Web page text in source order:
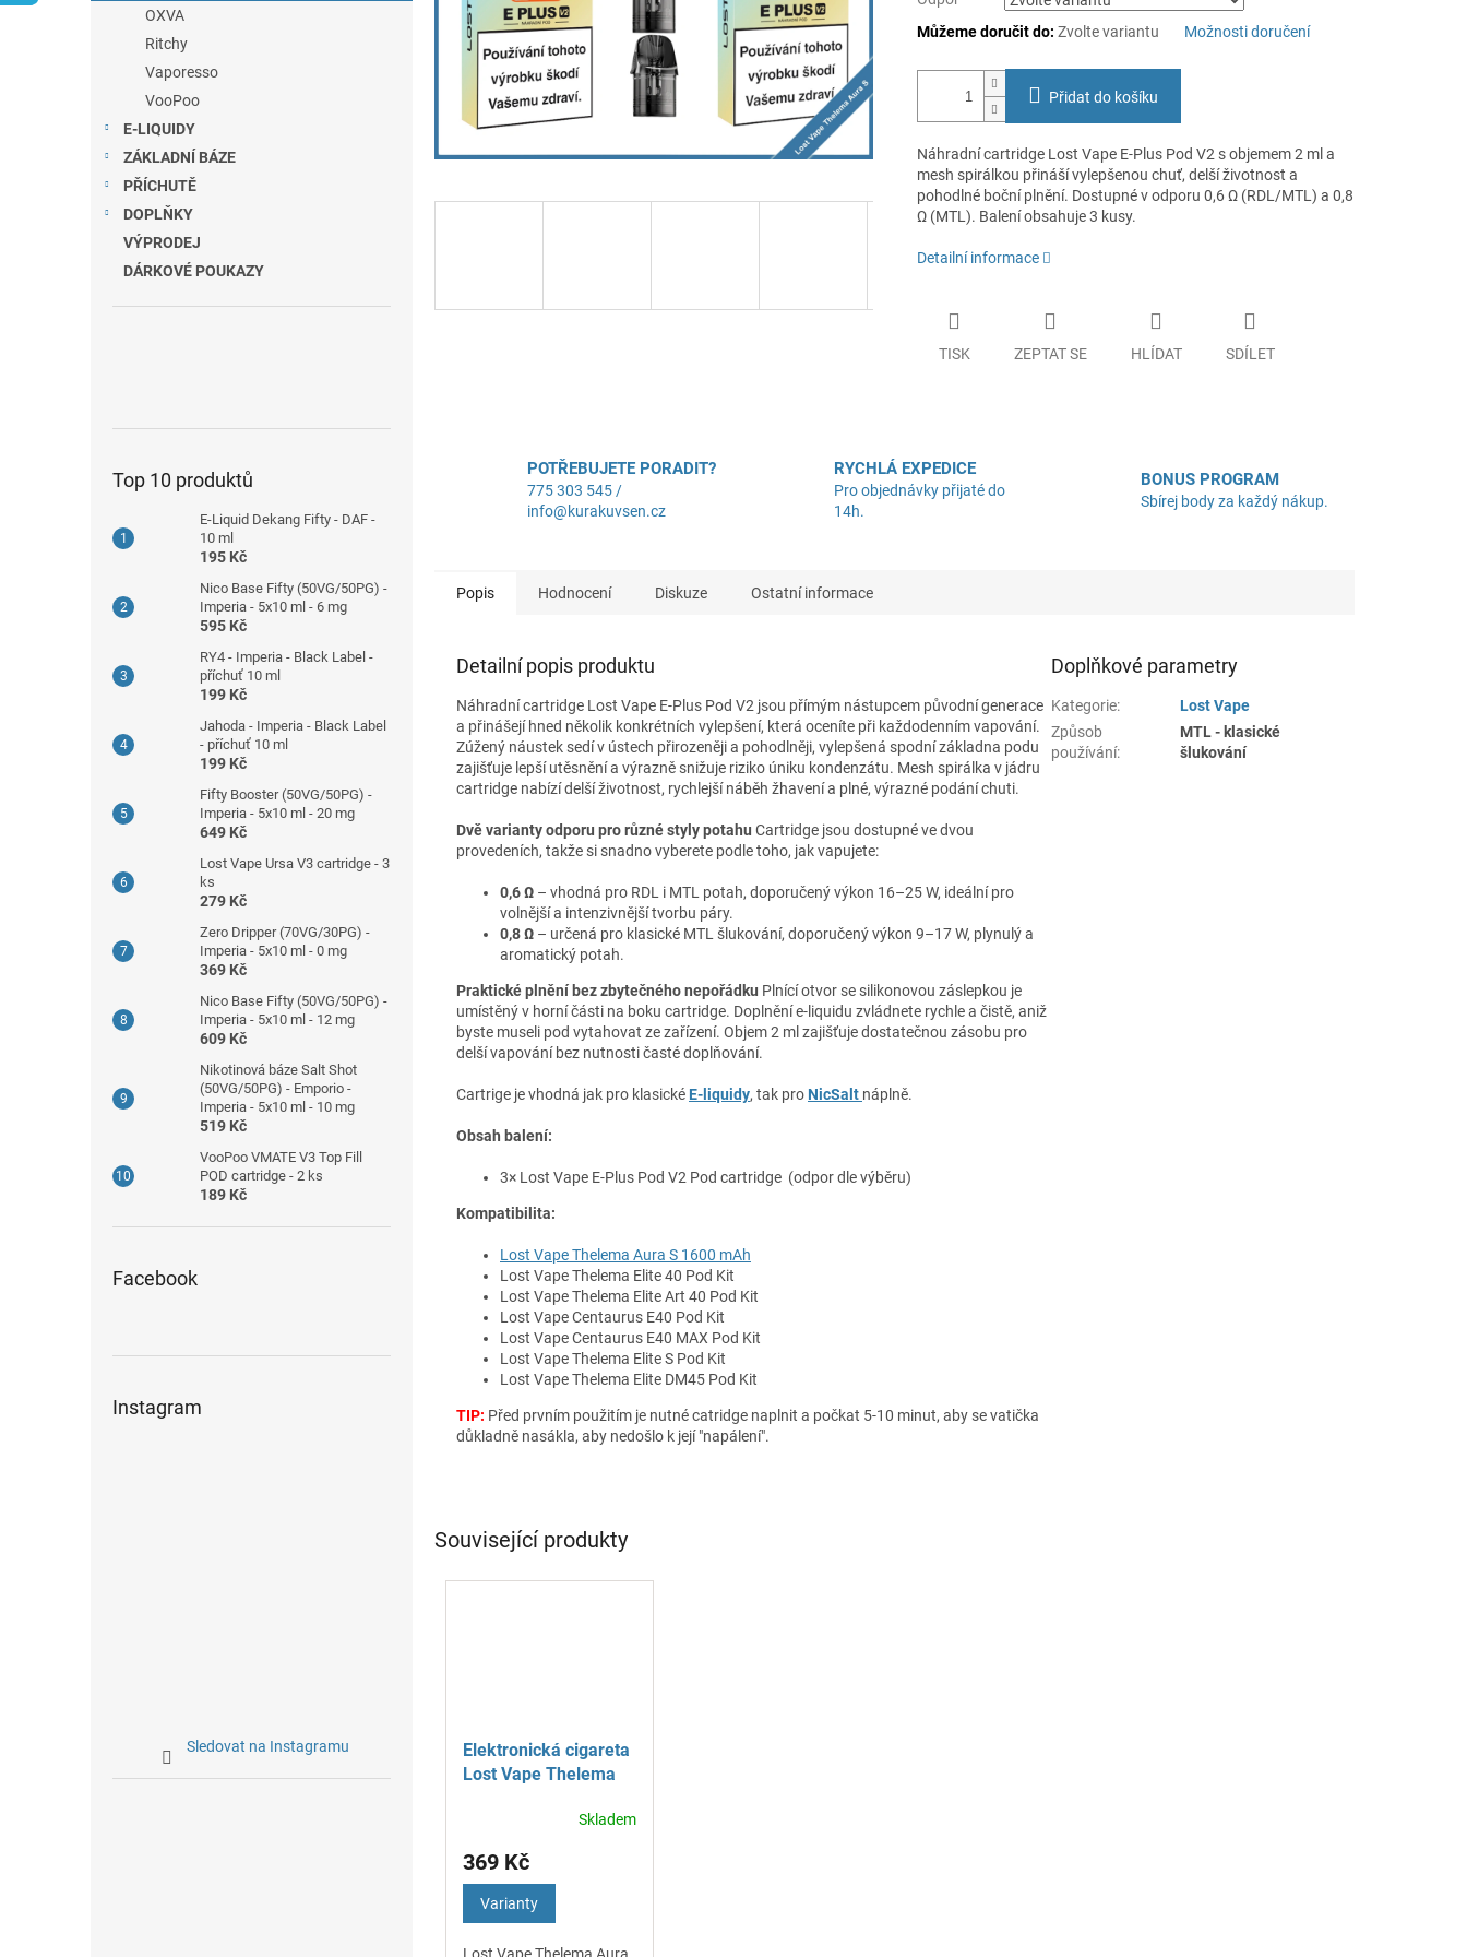
OXVA
Ritchy
Vaporesso
VooPoo
E-LIQUIDY
ZÁKLADNÍ BÁZE
PŘÍCHUTĚ
DOPLŇKY
VÝPRODEJ
DÁRKOVÉ POUKAZY
Top 10 produktů
E-Liquid Dekang Fifty - DAF -
10 ml
195 Kč
Nico Base Fifty (50VG/50PG) -
Imperia - 5x10 ml - 6 mg
595 Kč
RY4 - Imperia - Black Label -
příchuť 10 ml
199 Kč
Jahoda - Imperia - Black Label
- příchuť 10 ml
199 Kč
Fifty Booster (50VG/50PG) -
Imperia - 5x10 ml - 20 mg
649 Kč
Lost Vape Ursa V3 cartridge - 3
ks
279 Kč
Zero Dripper (70VG/30PG) -
Imperia - 5x10 ml - 0 mg
369 Kč
Nico Base Fifty (50VG/50PG) -
Imperia - 5x10 ml - 12 mg
609 Kč
Nikotinová báze Salt Shot
(50VG/50PG) - Emporio -
Imperia - 5x10 ml - 10 mg
519 Kč
VooPoo VMATE V3 Top Fill
POD cartridge - 2 ks
189 Kč
Facebook
Instagram
Sledovat na Instagramu
Můžeme doručit do: Zvolte variantu Možnosti doručení
Přidat do košíku
Náhradní cartridge Lost Vape E-Plus Pod V2 s objemem 2 ml a
mesh spirálkou přináší vylepšenou chuť, delší životnost a
pohodlné boční plnění. Dostupné v odporu 0,6 Ω (RDL/MTL) a 0,8
Ω (MTL). Balení obsahuje 3 kusy.
Detailní informace
TISK ZEPTAT SE HLÍDAT SDÍLET
POTŘEBUJETE PORADIT?
775 303 545 /
info@kurakuvsen.cz
RYCHLÁ EXPEDICE
Pro objednávky přijaté do
14h.
BONUS PROGRAM
Sbírej body za každý nákup.
Související produkty
Elektronická cigareta
Lost Vape Thelema
Skladem
369 Kč
Varianty
Popis Hodnocení Diskuze Ostatní informace
Detailní popis produktu
Náhradní cartridge Lost Vape E-Plus Pod V2 jsou přímým nástupcem původní generace
a přinášejí hned několik konkrétních vylepšení, která oceníte při každodenním vapování.
Zúžený náustek sedí v ústech přirozeněji a pohodlněji, vylepšená spodní základna podu
zajišťuje lepší utěsnění a výrazně snižuje riziko úniku kondenzátu. Mesh spirálka v jádru
cartridge nabízí delší životnost, rychlejší náběh žhavení a plné, výrazné podání chuti.
Dvě varianty odporu pro různé styly potahu Cartridge jsou dostupné ve dvou
provedeních, takže si snadno vyberete podle toho, jak vapujete:
0,6 Ω – vhodná pro RDL i MTL potah, doporučený výkon 16–25 W, ideální pro
volnější a intenzivnější tvorbu páry.
0,8 Ω – určená pro klasické MTL šlukování, doporučený výkon 9–17 W, plynulý a
aromatický potah.
Praktické plnění bez zbytečného nepořádku Plnící otvor se silikonovou záslepkou je
umístěný v horní části na boku cartridge. Doplnění e-liquidu zvládnete rychle a čistě, aniž
byste museli pod vytahovat ze zařízení. Objem 2 ml zajišťuje dostatečnou zásobu pro
delší vapování bez nutnosti časté doplňování.
Cartrige je vhodná jak pro klasické E-liquidy, tak pro NicSalt náplně.
Obsah balení:
3× Lost Vape E-Plus Pod V2 Pod cartridge (odpor dle výběru)
Kompatibilita:
Lost Vape Thelema Aura S 1600 mAh
Lost Vape Thelema Elite 40 Pod Kit
Lost Vape Thelema Elite Art 40 Pod Kit
Lost Vape Centaurus E40 Pod Kit
Lost Vape Centaurus E40 MAX Pod Kit
Lost Vape Thelema Elite S Pod Kit
Lost Vape Thelema Elite DM45 Pod Kit
TIP: Před prvním použitím je nutné catridge naplnit a počkat 5-10 minut, aby se vatička
důkladně nasákla, aby nedošlo k její "napálení".
Doplňkové parametry
Kategorie:
Lost Vape
Způsob
používání:
MTL - klasické
šlukování